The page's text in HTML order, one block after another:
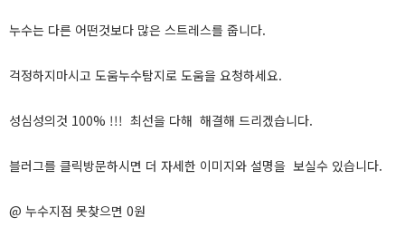
누수는 다른 어떤것보다 많은 스트레스를 줍니다.
걱정하지마시고 도움누수탐지로 도움을 요청하세요.
성심성의것 100% !!! 최선을 다해 해결해 드리겠습니다.
블러그를 클릭방문하시면 더 자세한 이미지와 설명을 보실수 있습니다.
@ 누수지점 못찾으면 0원